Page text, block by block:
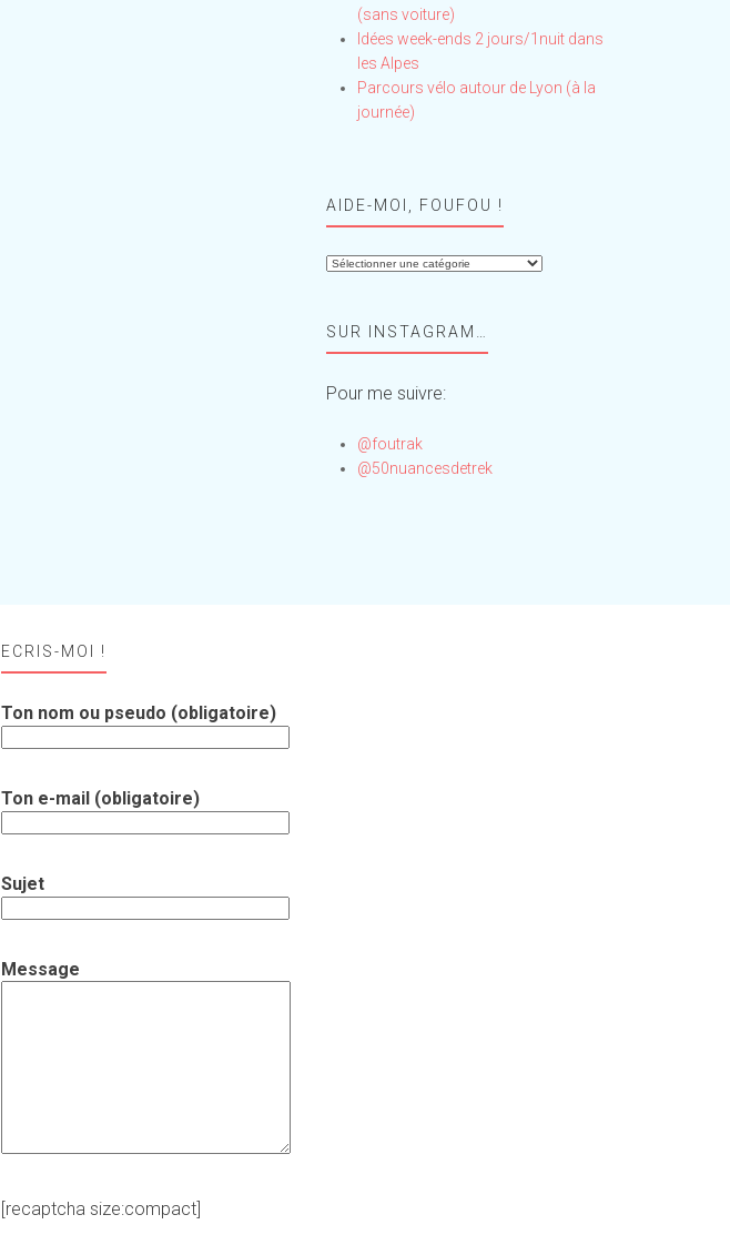
(sans voiture)
Idées week-ends 2 jours/1nuit dans
les Alpes
Parcours vélo autour de Lyon (à la
journée)
AIDE-MOI, FOUFOU !
Aide-
!SUR INSTAGRAM…
Pour me suivre:
@foutrak
@50nuancesdetrek
ECRIS-MOI !
Ton nom ou pseudo (obligatoire)
Ton e-mail (obligatoire)
Sujet
Message
[recaptcha size:compact]